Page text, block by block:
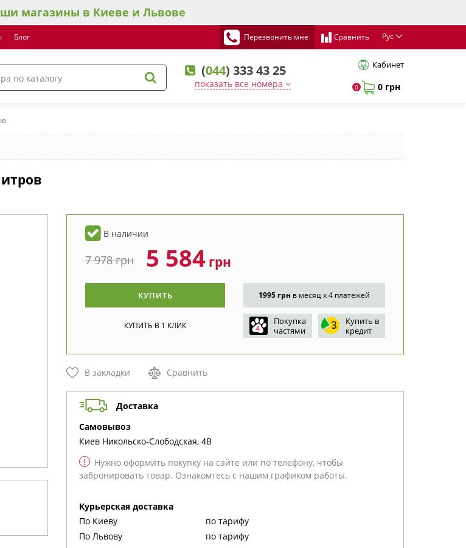
магазины в Киеве и Львове
Блог Перезвонить мне Сравнить Рус
(044) 333 43 25
показать все номера
Кабинет
0 0 грн
В наличии
7 978грн 5 584 грн
КУПИТЬ 1995 грн в месяц x 4 платежей
Покупка
частями
Купить в
кредит
В закладки Сравнить
Доставка
cамовывоз
Киев Никольско-Слободская, 4В
!
Нужно оформить покупку на сайте или по телефону, чтобы
забронировать товар. Ознакомтесь с нашим графиком работы.
Курьерская доставка
По Киеву
по тарифу
По Львову
по тарифу